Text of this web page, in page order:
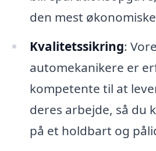
den mest
Kvalitetssikring:
automekanikere er
kompetente til at
deres arbejde, så du
på et holdbart og